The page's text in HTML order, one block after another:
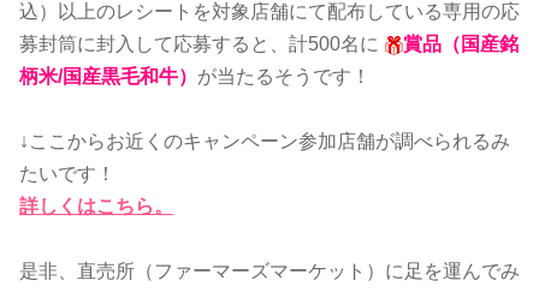
込）以上のレシートを対象店舗にて配布している専用の応
募封筒に封入して応募すると、計500名に
賞品（国産銘
柄米/国産黒毛和牛） が当たるそうです！
↓ここからお近くのキャンペーン参加店舗が調べられるみ
たいです！
詳しくはこちら。
是非、直売所（ファーマーズマーケット）に足を運んでみ